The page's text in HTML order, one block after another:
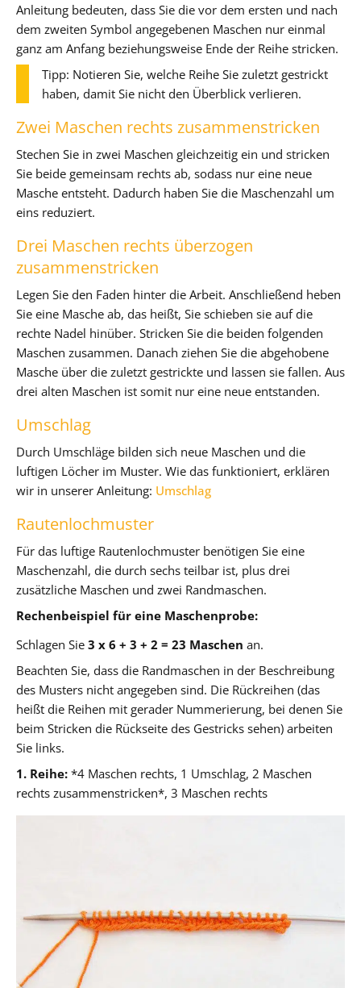
Anleitung bedeuten, dass Sie die vor dem ersten und nach
dem zweiten Symbol angegebenen Maschen nur einmal
ganz am Anfang beziehungsweise Ende der Reihe stricken.
Tipp: Notieren Sie, welche Reihe Sie zuletzt gestrickt
haben, damit Sie nicht den Überblick verlieren.
Zwei Maschen rechts zusammenstricken
Stechen Sie in zwei Maschen gleichzeitig ein und stricken
Sie beide gemeinsam rechts ab, sodass nur eine neue
Masche entsteht. Dadurch haben Sie die Maschenzahl um
eins reduziert.
Drei Maschen rechts überzogen
zusammenstricken
Legen Sie den Faden hinter die Arbeit. Anschließend heben
Sie eine Masche ab, das heißt, Sie schieben sie auf die
rechte Nadel hinüber. Stricken Sie die beiden folgenden
Maschen zusammen. Danach ziehen Sie die abgehobene
Masche über die zuletzt gestrickte und lassen sie fallen. Aus
drei alten Maschen ist somit nur eine neue entstanden.
Umschlag
Durch Umschläge bilden sich neue Maschen und die
luftigen Löcher im Muster. Wie das funktioniert, erklären
wir in unserer Anleitung: Umschlag
Rautenlochmuster
Für das luftige Rautenlochmuster benötigen Sie eine
Maschenzahl, die durch sechs teilbar ist, plus drei
zusätzliche Maschen und zwei Randmaschen.
Rechenbeispiel für eine Maschenprobe:
Schlagen Sie 3 x 6 + 3 + 2 = 23 Maschen an.
Beachten Sie, dass die Randmaschen in der Beschreibung
des Musters nicht angegeben sind. Die Rückreihen (das
heißt die Reihen mit gerader Nummerierung, bei denen Sie
beim Stricken die Rückseite des Gestricks sehen) arbeiten
Sie links.
1. Reihe: *4 Maschen rechts, 1 Umschlag, 2 Maschen
rechts zusammenstricken*, 3 Maschen rechts